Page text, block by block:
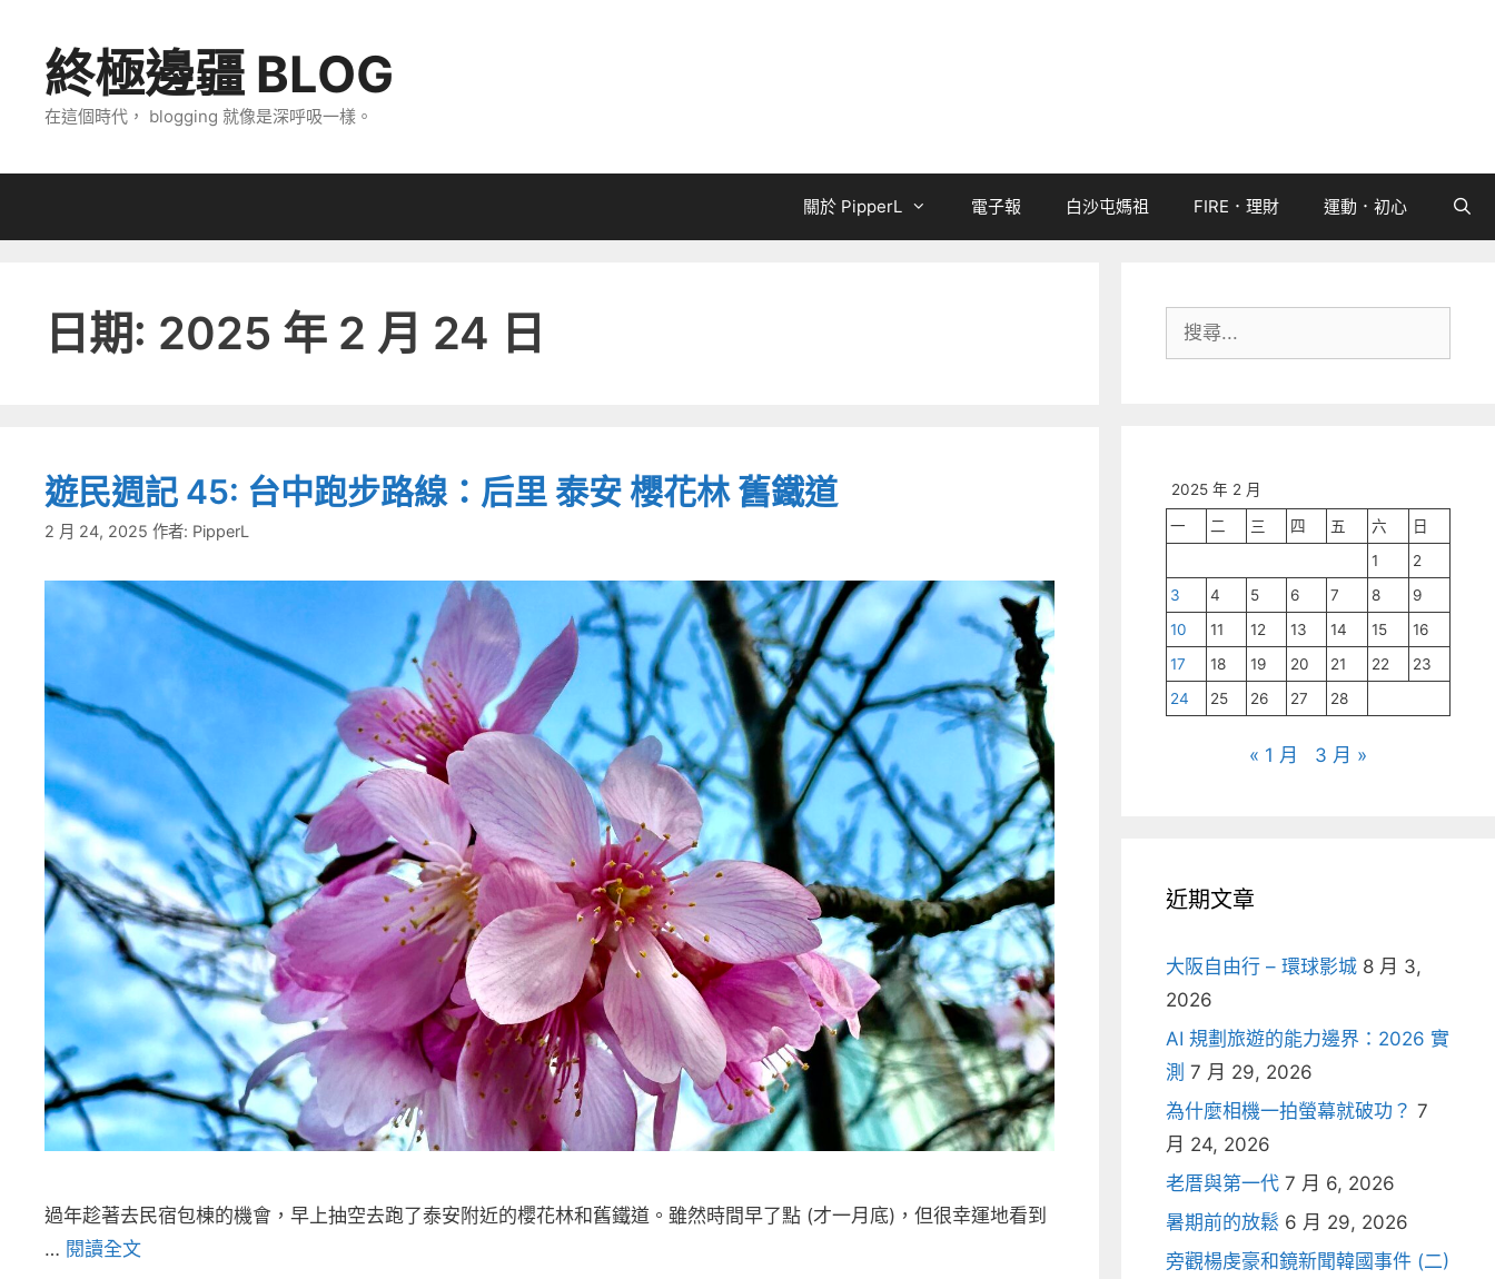
終極邊疆 BLOG
在這個時代， blogging 就像是深呼吸一樣。
關於 PipperL 電子報 白沙屯媽祖 FIRE．理財 運動．初心
日期: 2025 年 2 月 24 日
遊民週記 45: 台中跑步路線：后里 泰安 櫻花林 舊鐵道
2 月 24, 2025 作者: PipperL
過年趁著去民宿包棟的機會，早上抽空去跑了泰安附近的櫻花林和舊鐵道。雖然時間早了點 (才一月底)，但很幸運地看到
… 閱讀全文
尋:
2025 年 2 月
一 二 三 四 五 六
日
1
2
3
4 5 6 7 8
9
10
11 12 13 14 15
16
17
18 19 20 21 22
23
24
25 26 27 28
« 1 月 3 月 »
近期文章
大阪自由行 – 環球影城 8 月 3,
2026
AI 規劃旅遊的能力邊界：2026 實
測 7 月 29, 2026
為什麼相機一拍螢幕就破功？ 7
月 24, 2026
老厝與第一代 7 月 6, 2026
暑期前的放鬆 6 月 29, 2026
旁觀楊虔豪和鏡新聞韓國事件 (二)